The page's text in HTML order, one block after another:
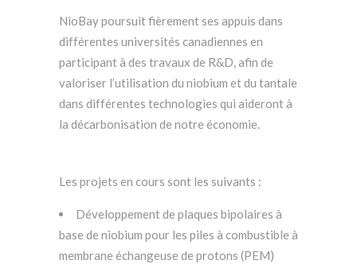
NioBay poursuit fièrement ses appuis dans
différentes universités canadiennes en
participant à des travaux de R&D, afin de
valoriser l’utilisation du niobium et du tantale
dans différentes technologies qui aideront à
la décarbonisation de notre économie.
Les projets en cours sont les suivants :
Développement de plaques bipolaires à
base de niobium pour les piles à combustible à
membrane échangeuse de protons (PEM)